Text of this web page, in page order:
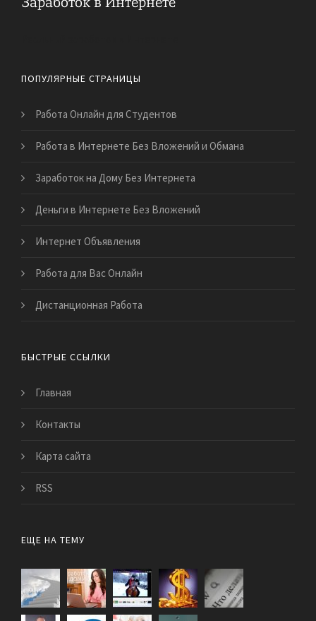
ПОПУЛЯРНЫЕ СТРАНИЦЫ
Работа Онлайн для Студентов
Работа в Интернете Без Вложений и Обмана
Заработок на Дому Без Интернета
Деньги в Интернете Без Вложений
Интернет Объявления
Работа для Вас Онлайн
Дистанционная Работа
БЫСТРЫЕ ССЫЛКИ
Главная
Контакты
Карта сайта
RSS
ЕЩЕ НА ТЕМУ